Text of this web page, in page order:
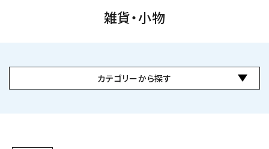
雑貨・小物
カテゴリーから探す